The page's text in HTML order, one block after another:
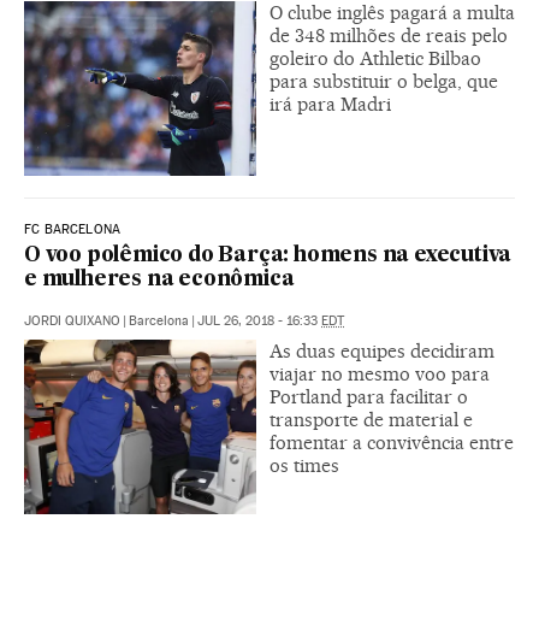
O clube inglês pagará a multa
de 348 milhões de reais pelo
goleiro do Athletic Bilbao
para substituir o belga, que
irá para Madri
FC BARCELONA
O voo polêmico do Barça: homens na executiva
e mulheres na econômica
JORDI QUIXANO Barcelona JUL 26, 2018 - 16:33 EDT
As duas equipes decidiram
viajar no mesmo voo para
Portland para facilitar o
transporte de material e
fomentar a convivência entre
os times